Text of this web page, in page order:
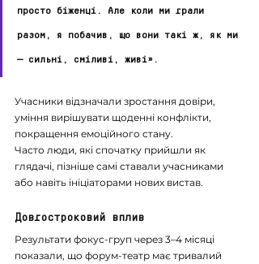
просто біженці. Але коли ми грали
разом, я побачив, що вони такі ж, як ми
— сильні, сміливі, живі».
Учасники відзначали зростання довіри,
уміння вирішувати щоденні конфлікти,
покращення емоційного стану.
Часто люди, які спочатку прийшли як
глядачі, пізніше самі ставали учасниками
або навіть ініціаторами нових вистав.
Довгостроковий вплив
Результати фокус-груп через 3–4 місяці
показали, що форум-театр має тривалий